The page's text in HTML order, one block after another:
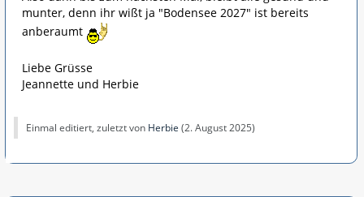
munter, denn ihr wißt ja "Bodensee 2027" ist bereits
anberaumt
Liebe Grüsse
Jeannette und Herbie
Einmal editiert, zuletzt von Herbie (2. August 2025)